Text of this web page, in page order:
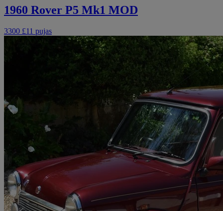
1960 Rover P5 Mk1 MOD
3300 £11 pujas